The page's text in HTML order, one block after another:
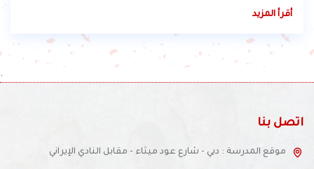
أقرأ المزيد
.
اتصل بنا
موقع المدرسة : دبي - شارع عود ميثاء - مقابل النادي الإيراني